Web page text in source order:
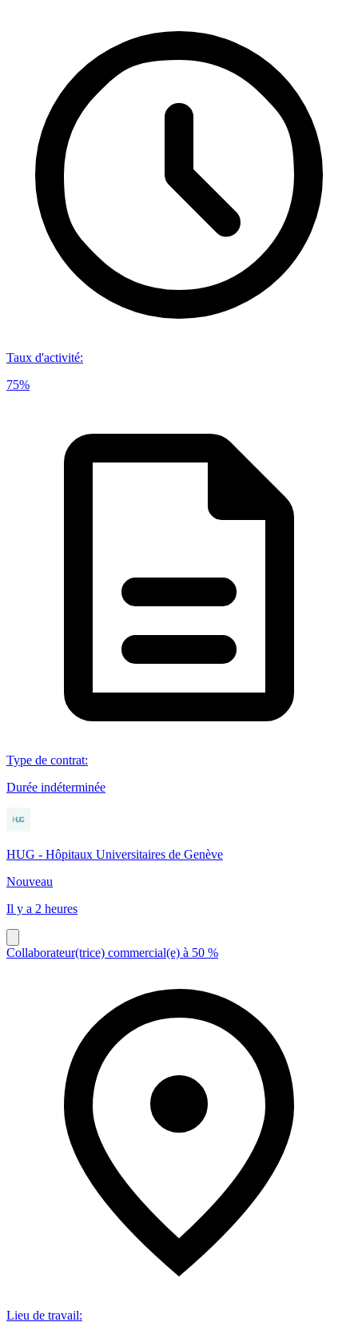
Taux d'activité:
75%
Type de contrat:
Durée indéterminée
HUG - Hôpitaux Universitaires de Genève
Nouveau
Il y a 2 heures
Collaborateur(trice) commercial(e) à 50 %
Lieu de travail: